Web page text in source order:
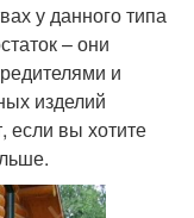
у данного типа
– они
и
изделий
если вы хотите